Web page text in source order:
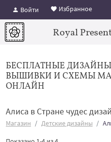
Войти Избранное
Royal
БЕСПЛАТНЫЕ
ВЫШИВКИ И СХЕМЫ
ОНЛАЙН
Алиса в Стране чудес
Магазин Детские дизайны